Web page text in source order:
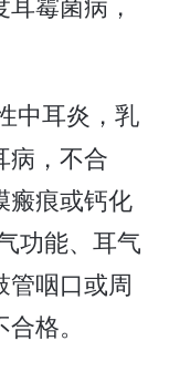
中耳炎，乳
病，不合
瘢痕或钙化
功能、耳气
管咽口或周
格。